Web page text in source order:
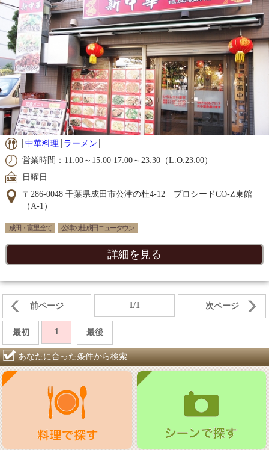
中華料理
ラーメン
営業時間：11:00～15:00 17:00～23:30（L.O.23:00）
日曜日
〒286-0048 千葉県成田市公津の杜4-12 プロシードCO-Z東館
（A-1）
成田・富里 全て 公津の杜 成田ニュータウン
詳細を見る
前ページ 1/1 次ページ
最初 1 最後
あなたに合った条件から検索